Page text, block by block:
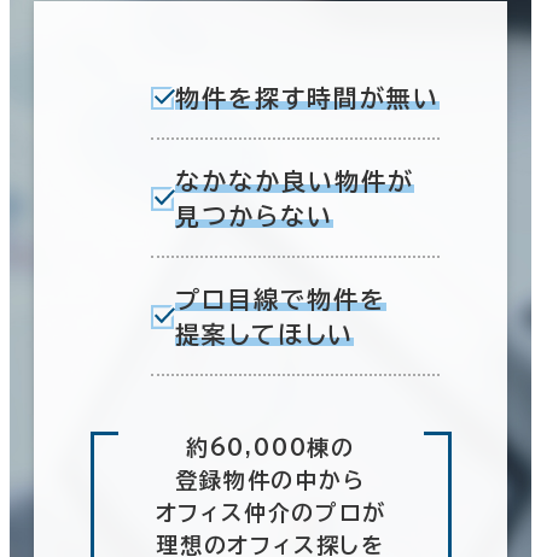
物件を探す時間が無い
なかなか良い物件が
見つからない
プロ目線で物件を
提案してほしい
約60,000棟の
登録物件の中から
オフィス仲介のプロが
理想のオフィス探しを